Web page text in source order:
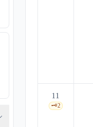
11
🗝️2